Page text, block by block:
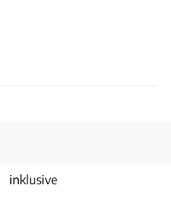
inklusive